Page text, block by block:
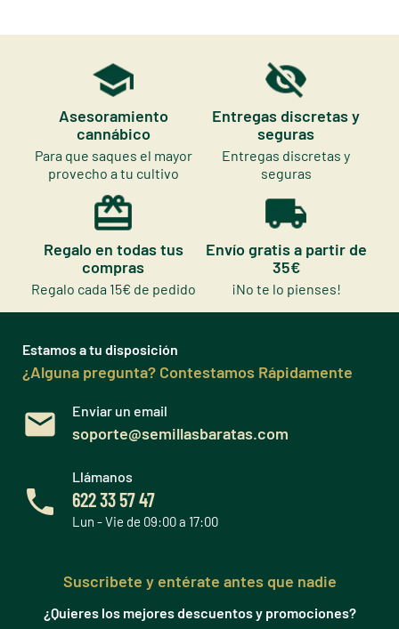
Asesoramiento
cannábico
Para que saques el mayor
provecho a tu cultivo
Entregas discretas y
seguras
Entregas discretas y
seguras
Regalo en todas tus
compras
Regalo cada 15€ de pedido
Envío gratis a partir de
35€
¡No te lo pienses!
Estamos a tu disposición
¿Alguna pregunta? Contestamos Rápidamente
Enviar un email
soporte@semillasbaratas.com
Llámanos
622 33 57 47
Lun - Vie de 09:00 a 17:00
Suscribete y entérate antes que nadie
¿Quieres los mejores descuentos y promociones?